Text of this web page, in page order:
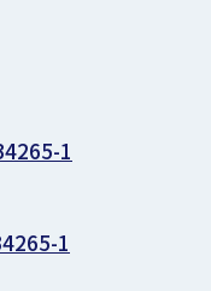
1
1